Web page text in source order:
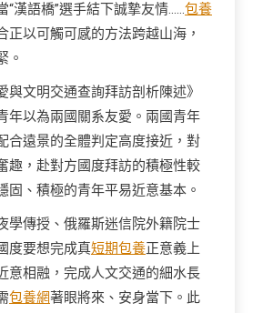
“漢語橋”選手結下誠摯友情……包養
正以可觸可感的方法跨越山海，
。
與文明交通查詢拜訪剖析陳述》
年以為兩國關系友愛。兩國青年
合遠景的全體判定高度接近，對
趣，赴對方國度拜訪的積極性較
固、積極的青年平易近意基本。
學傳授、俄羅斯迷信院外籍院士
度要想完成真短期包養正意義上
意相融，完成人文交通的細水長
包養網著眼將來、安身當下。此